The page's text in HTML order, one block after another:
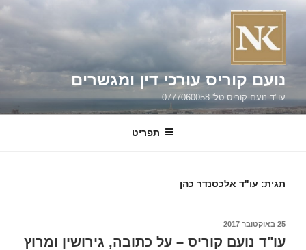
דילוג
נועם קוריס עורכי דין ומגשרים
עו"ד נועם קוריס טל' 0777060058
תפריט
תגית: עו"ד אלכסנדר כהן
פורסם
25 באוקטובר 2017
עו"ד נועם קוריס – על כתובה, גירושין ומרוץ